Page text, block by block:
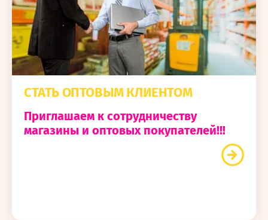
СТАТЬ ОПТОВЫМ КЛИЕНТОМ
Приглашаем к сотрудничеству
магазины и оптовых покупателей!!!